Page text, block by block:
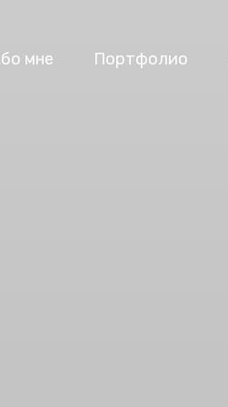
мне Портфолио